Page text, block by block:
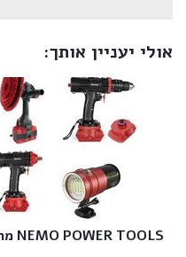
אולי יעניין אותך:
NEMO POWER TOOLS מרעיון לחברה בינלאומית‎